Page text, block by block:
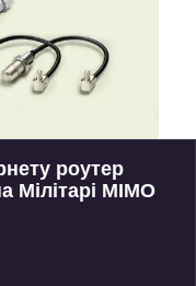
роутер
Мілітарі MIMO